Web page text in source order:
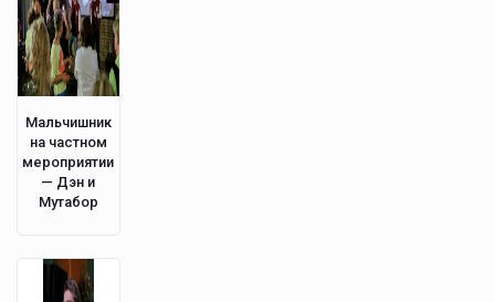
Мальчишник
на частном
мероприятии
— Дэн и
Мутабор